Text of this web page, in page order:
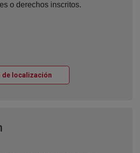
o derechos inscritos.
localización